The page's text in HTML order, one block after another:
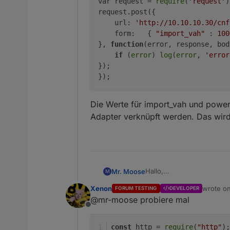
request.post({
    url:
'http://10.10.10.30/
    form:   {
"import_vah" :
}, function(error, response,
if (error) log (error,
});
Die Werte für import_vah und
Adapter verknüpft werden. Das
M Mr. MooseHallo,
auslese, der cFos
Lautder cFos Seite
on({id:
var request =
Offline
Xenon FORUM TESTING DEVELOPER wrote
last
@mr-moose probiere mal
const http = require( "http" );